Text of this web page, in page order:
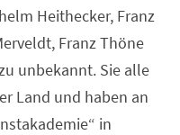
Heithecker, Franz
Franz Thöne
unbekannt. Sie alle
Land und haben an
in